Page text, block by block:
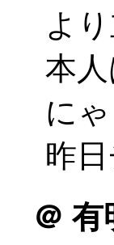
よ
本
に
昨
＠ 有